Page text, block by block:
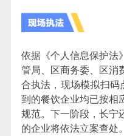
依据《个人信息保护法
管局、区商务委、区消
合执法，现场模拟扫码
到的餐饮企业均已按相
规范。下一阶段，长宁
的企业将依法立案查处。